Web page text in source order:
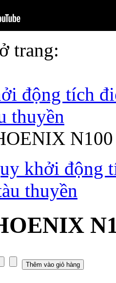
trang:
động tích
thuyền
khởi động
thuyền